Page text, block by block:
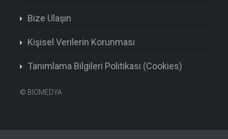
Bize Ulaşın
Kişisel Verilerin Korunması
Tanımlama Bilgileri Politikası (Cookies)
© BIOMEDYA